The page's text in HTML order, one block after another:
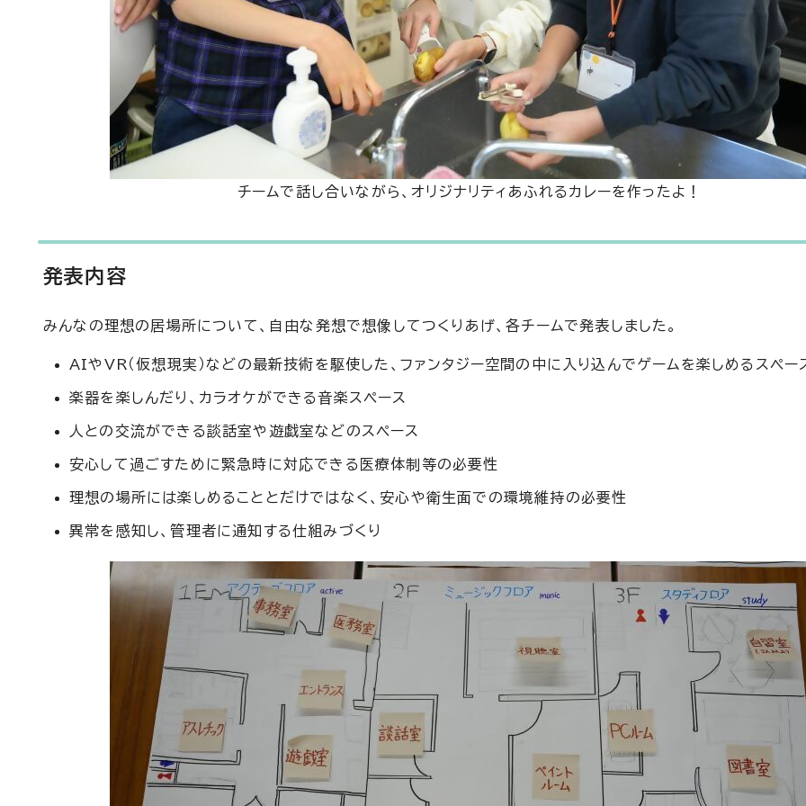
チームで話し合いながら、オリジナリティあふれるカレーを作ったよ！
発表内容
みんなの理想の居場所について、自由な発想で想像してつくりあげ、各チームで発表しました。
AIやVR（仮想現実）などの最新技術を駆使した、ファンタジー空間の中に入り込んでゲームを楽しめるスペー
楽器を楽しんだり、カラオケができる音楽スペース
人との交流ができる談話室や遊戯室などのスペース
安心して過ごすために緊急時に対応できる医療体制等の必要性
理想の場所には楽しめることとだけではなく、安心や衛生面での環境維持の必要性
異常を感知し、管理者に通知する仕組みづくり